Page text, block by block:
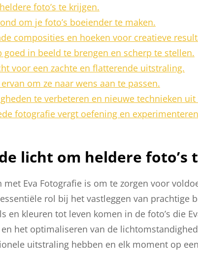
foto’s te krijgen.
om je foto’s boeiender te maken.
composities en hoeken voor creatieve
in beeld te brengen en scherp te stellen.
voor een zachte en flatterende uitstraling.
om ze naar wens aan te passen.
te verbeteren en nieuwe technieken
fotografie vergt oefening en
licht om heldere foto’s
Eva Fotografie is om te zorgen voor
rol bij het vastleggen van prachtige
en kleuren tot leven komen in de foto’s die
het optimaliseren van de
uitstraling hebben en elk moment op